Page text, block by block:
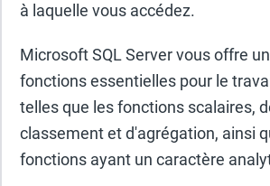
à laquelle vous accédez.
Microsoft SQL Server vous offre
fonctions essentielles pour le
telles que les fonctions scalaires,
classement et d'agrégation, ainsi
fonctions ayant un caractère